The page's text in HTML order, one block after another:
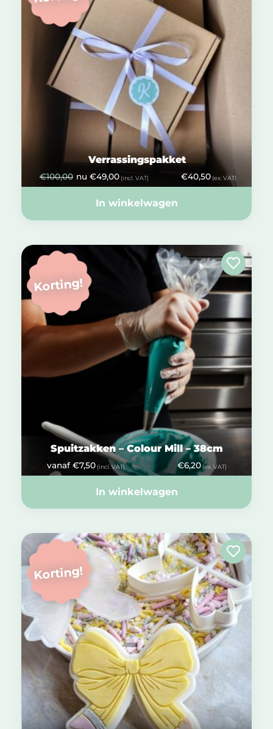
Verrassingspakket
€100,00 nu €49,00(incl. VAT) €40,50 (ex. VAT)
In winkelwagen
Korting!
Spuitzakken – Colour Mill – 38cm
vanaf €7,50 (incl. VAT) €6,20 (ex. VAT)
In winkelwagen
Korting!